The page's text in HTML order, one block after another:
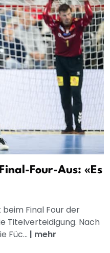
Four-Aus: «Es
Final Four der
Titelverteidigung. Nach
Füc... | mehr